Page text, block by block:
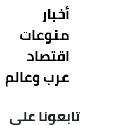
أخبار
منوعات
اقتصاد
عرب وعالم
تابعونا على